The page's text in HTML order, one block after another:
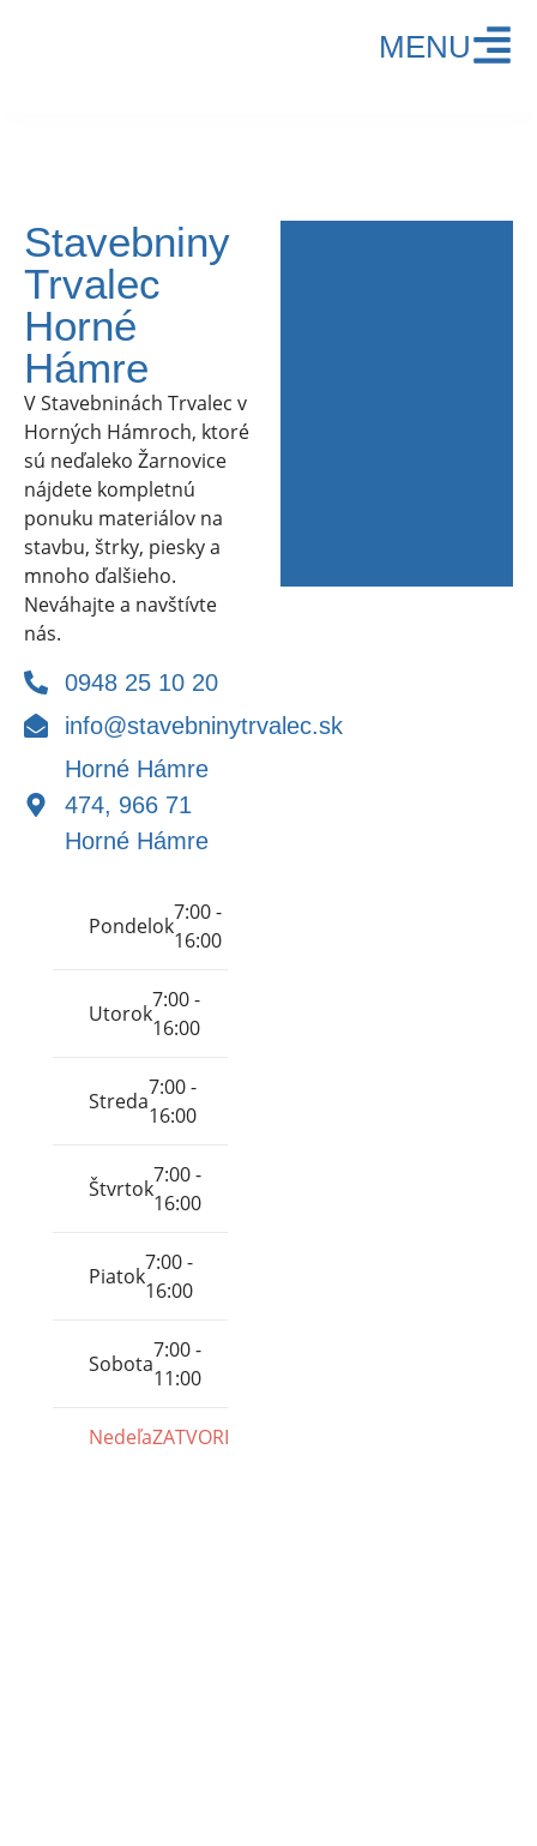
MENU
Stavebniny
Trvalec
Horné
Hámre
V Stavebninách Trvalec v
Horných Hámroch, ktoré
sú neďaleko Žarnovice
nájdete kompletnú
ponuku materiálov na
stavbu, štrky, piesky a
mnoho ďalšieho.
Neváhajte a navštívte
nás.
0948 25 10 20
info@stavebninytrvalec.sk
Horné Hámre
474, 966 71
Horné Hámre
Pondelok
7:00 -
16:00
Utorok
7:00 -
16:00
Streda
7:00 -
16:00
Štvrtok
7:00 -
16:00
Piatok
7:00 -
16:00
Sobota
7:00 -
11:00
NedeľaZATVORENÉ